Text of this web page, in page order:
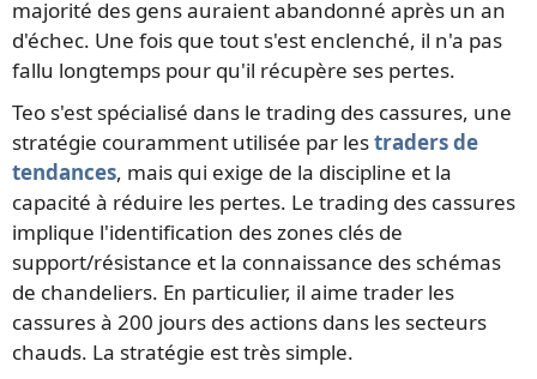
majorité des gens auraient abandonné après un an
d'échec. Une fois que tout s'est enclenché, il n'a pas
fallu longtemps pour qu'il récupère ses pertes.
Teo s'est spécialisé dans le trading des cassures, une
stratégie couramment utilisée par lestraders de
tendances, mais qui exige de la discipline et la
capacité à réduire les pertes. Le trading des cassures
implique l'identification des zones clés de
support/résistance et la connaissance des schémas
de chandeliers. En particulier, il aime trader les
cassures à 200 jours des actions dans les secteurs
chauds. La stratégie est très simple.